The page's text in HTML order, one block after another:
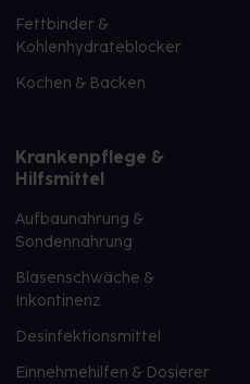
Fettbinder &
Kohlenhydrateblocker
Kochen & Backen
Krankenpflege &
Hilfsmittel
Aufbaunahrung &
Sondennahrung
Blasenschwäche &
Inkontinenz
Desinfektionsmittel
Einnehmehilfen & Dosierer